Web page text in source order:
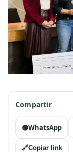
Compartir
🟢WhatsApp
🔗Copiar link